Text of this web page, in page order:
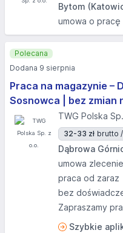
Bytom
umowa o pracę
Praca na magazynie –
Sosnowca | bez zmian
TWG Polska
32-33 zł brutto
Dąbrowa
umowa zlecenie
praca od zaraz
bez
Zapraszamy
Szybkie
Polecana
Dodana 9 sierpnia